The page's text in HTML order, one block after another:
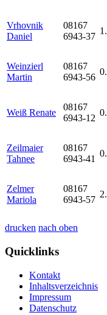
Vrhovnik
Daniel
08167
6943-37
Weinzierl
Martin
08167
6943-56
Weiß Renate
08167
6943-12
Zeilmaier
Tahnee
08167
6943-41
Zelmer
Mariola
08167
6943-57
drucken nach oben
Quicklinks
Kontakt
Inhaltsverzeichnis
Impressum
Datenschutz